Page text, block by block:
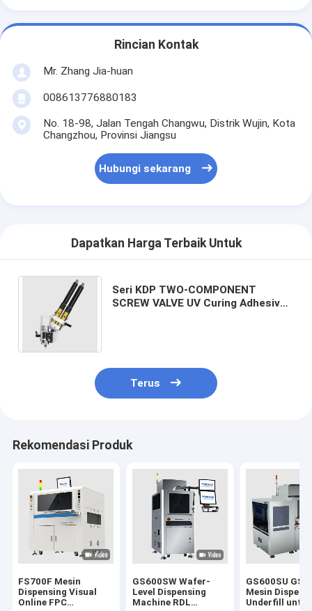
Rincian Kontak
Mr. Zhang Jia-huan
008613776880183
No. 18-98, Jalan Tengah Changwu, Distrik Wujin, Kota
Changzhou, Provinsi Jiangsu
Hubungi sekarang
Dapatkan Harga Terbaik Untuk
Seri KDP TWO-COMPONENT
SCREW VALVE UV Curing Adhesive
Terus
Rekomendasi Produk
FS700F Mesin
Dispensing Visual
Online FPC
GS600SW Wafer-
Level Dispensing
Machine RDL
GS600SU
Mesin
Underfill